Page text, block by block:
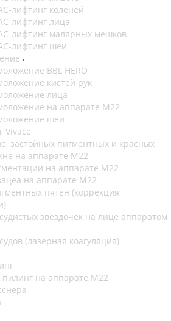
лифтинг коленей
лифтинг лица
лифтинг малярных мешков
лифтинг шеи
BBL HERO
кистей рук
лица
на аппарате M22
шеи
Vivace
застойных пигментных и красных
на аппарате М22
на аппарате М22
на аппарате M22
пятен (коррекция
звездочек на лице аппаратом
(лазерная коагуляция)
на аппарате M22